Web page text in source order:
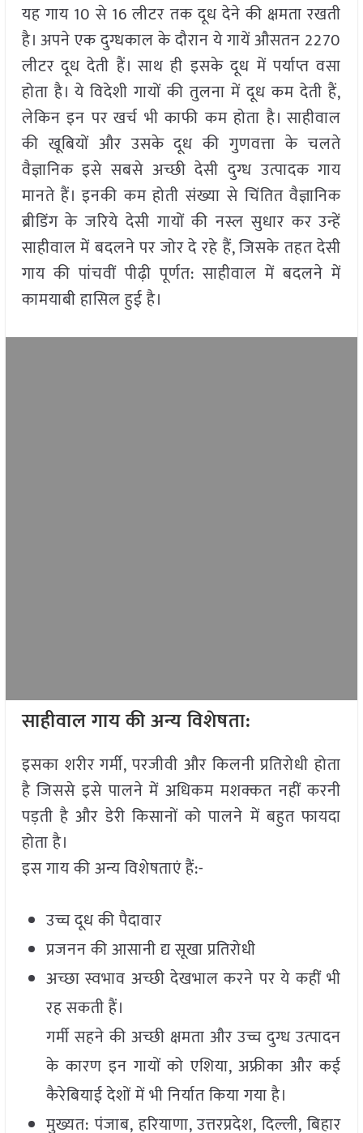
यह गाय 10 से 16 लीटर तक दूध देने की क्षमता रखती
है। अपने एक दुग्धकाल के दौरान ये गायें औसतन 2270
लीटर दूध देती हैं। साथ ही इसके दूध में पर्याप्त वसा
होता है। ये विदेशी गायों की तुलना में दूध कम देती हैं,
लेकिन इन पर खर्च भी काफी कम होता है। साहीवाल
की खूबियों और उसके दूध की गुणवत्ता के चलते
वैज्ञानिक इसे सबसे अच्छी देसी दुग्ध उत्पादक गाय
मानते हैं। इनकी कम होती संख्या से चिंतित वैज्ञानिक
ब्रीडिंग के जरिये देसी गायों की नस्ल सुधार कर उन्हें
साहीवाल में बदलने पर जोर दे रहे हैं, जिसके तहत देसी
गाय की पांचवीं पीढ़ी पूर्णत: साहीवाल में बदलने में
कामयाबी हासिल हुई है।
साहीवाल गाय की अन्य विशेषता:
इसका शरीर गर्मी, परजीवी और किलनी प्रतिरोधी होता
है जिससे इसे पालने में अधिकम मशक्कत नहीं करनी
पड़ती है और डेरी किसानों को पालने में बहुत फायदा
होता है।
इस गाय की अन्य विशेषताएं हैं:-
उच्च दूध की पैदावार
प्रजनन की आसानी द्य सूखा प्रतिरोधी
अच्छा स्वभाव अच्छी देखभाल करने पर ये कहीं भी
रह सकती हैं।
गर्मी सहने की अच्छी क्षमता और उच्च दुग्ध उत्पादन
के कारण इन गायों को एशिया, अफ्रीका और कई
कैरेबियाई देशों में भी निर्यात किया गया है।
मुख्यत: पंजाब, हरियाणा, उत्तरप्रदेश, दिल्ली, बिहार